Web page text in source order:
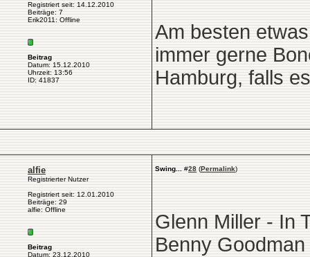
Registriert seit: 14.12.2010
Beiträge: 7
Erik2011: Offline
Beitrag
Datum: 15.12.2010
Uhrzeit: 13:56
ID: 41837
Am besten
immer gerne
Hamburg, falls
alfie
Registrierter Nutzer
Registriert seit: 12.01.2010
Beiträge: 29
alfie: Offline
Beitrag
Datum: 23.12.2010
Swing... #28 (Permalink)
Glenn Miller - In
Benny